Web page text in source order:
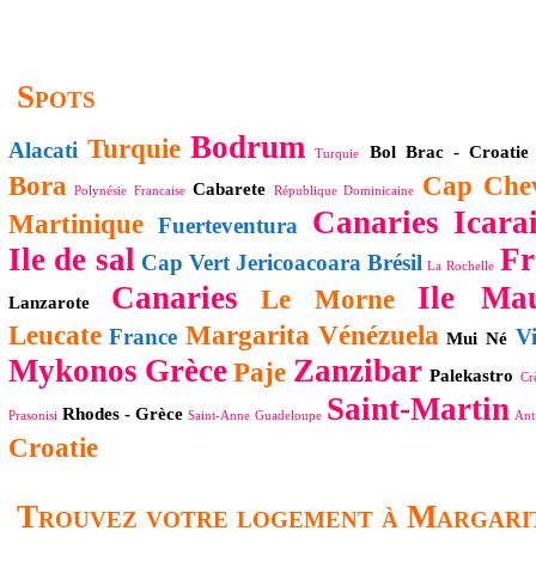
Spots
Alacati Turquie Bodrum Turquie Bol Brac - Croatie
Bora Polynésie Francaise Cabarete République Dominicaine
Cap
Martinique Fuerteventura Canaries
Ile de sal Cap Vert Jericoacoara Brésil La Rochelle
Lanzarote Canaries Le Morne Ile
Leucate France Margarita Vénézuela Mui Né
Mykonos Grèce Paje Zanzibar Palekastro
Prasonisi Rhodes - Grèce Saint-Anne Guadeloupe Saint-Martin
Croatie
Trouvez votre logement à